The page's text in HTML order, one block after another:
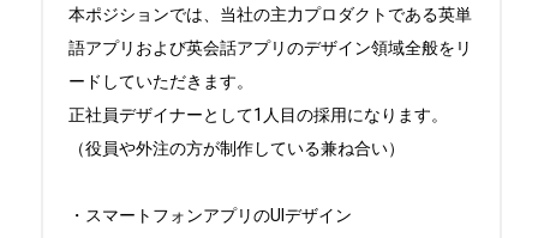
本ポジションでは、当社の主力プロダクトである英単
語アプリおよび英会話アプリのデザイン領域全般をリ
ードしていただきます。
正社員デザイナーとして1人目の採用になります。
（役員や外注の方が制作している兼ね合い）
・スマートフォンアプリのUIデザイン